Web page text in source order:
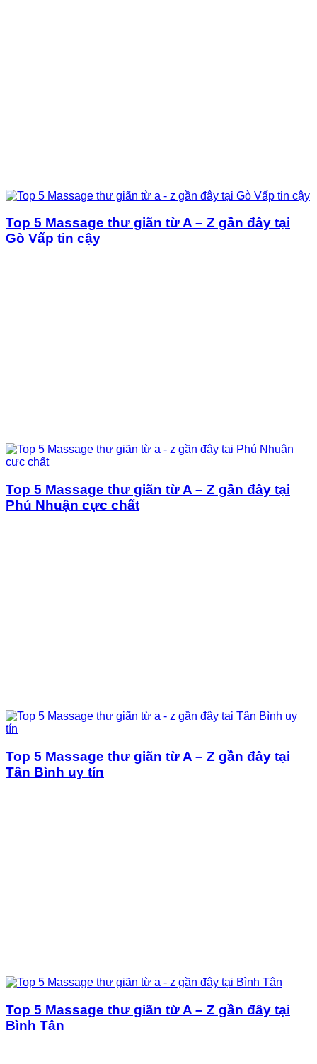
Top 5 Massage thư giãn từ A – Z gần đây tại
Gò Vấp tin cậy
Top 5 Massage thư giãn từ A – Z gần đây tại
Phú Nhuận cực chất
Top 5 Massage thư giãn từ A – Z gần đây tại
Tân Bình uy tín
Top 5 Massage thư giãn từ A – Z gần đây tại
Bình Tân